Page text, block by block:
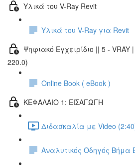
Υλικά του V-Ray Revit
Υλικά του V-Ray για Revit
Ψηφιακό Εγχειρίδιο || 5 - VRAY
220.0)
Online Book ( eBook )
ΚΕΦΑΛΑΙΟ 1: ΕΙΣΑΓΩΓΗ
Διδασκαλία με Video
Αναλυτικός Οδηγός Βήμα